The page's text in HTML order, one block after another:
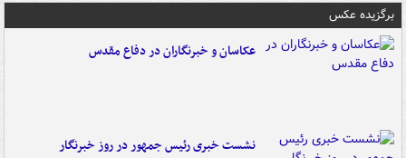
برگزیده عکس
عکاسان و خبرنگاران در دفاع مقدس
نشست خبری رئیس جمهور در روز خبرنگار